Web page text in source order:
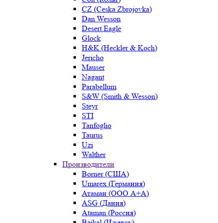
CZ (Ceska Zbrojovka)
Dan Wesson
Desert Eagle
Glock
H&K (Heckler & Koch)
Jericho
Mauser
Nagant
Parabellum
S&W (Smith & Wesson)
Steyr
STI
Tanfoglio
Taurus
Uzi
Walther
Производители
Borner (США)
Umarex (Германия)
Атаман (ООО А+А)
ASG (Дания)
Ataman (Россия)